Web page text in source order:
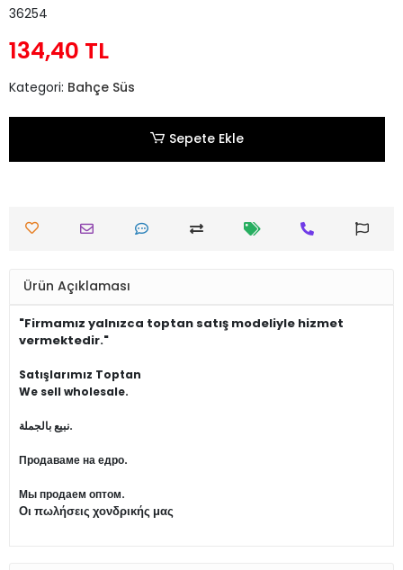
36254
134,40 TL
Kategori: Bahçe Süs
Sepete Ekle
Ürün Açıklaması
"Firmamız yalnızca toptan satış modeliyle hizmet
vermektedir."
Satışlarımız Toptan
We sell wholesale.
نبيع بالجملة.
Продаваме на едро.
Мы продаем оптом.
Οι πωλήσεις χονδρικής μας